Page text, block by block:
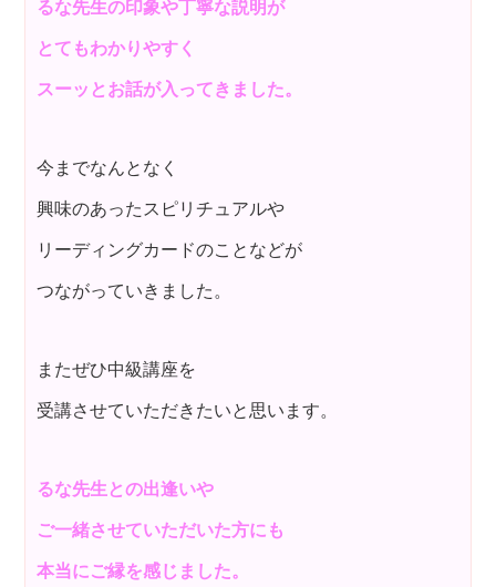
るな先生の印象や丁寧な説明が
とてもわかりやすく
スーッとお話が入ってきました。
今までなんとなく
興味のあったスピリチュアルや
リーディングカードのことなどが
つながっていきました。
またぜひ中級講座を
受講させていただきたいと思います。
るな先生との出逢いや
ご一緒させていただいた方にも
本当にご縁を感じました。